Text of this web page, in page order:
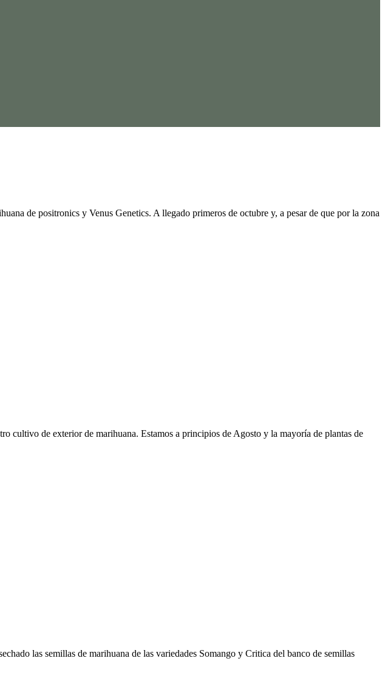
de positronics y Venus Genetics. A llegado primeros de octubre y, a pesar de que por la zona
cultivo de exterior de marihuana. Estamos a principios de Agosto y la mayoría de plantas de
las semillas de marihuana de las variedades Somango y Critica del banco de semillas